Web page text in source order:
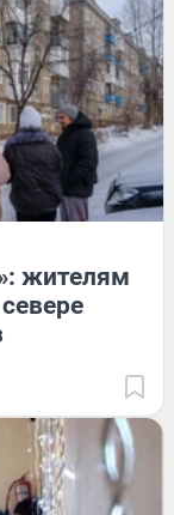
жителям